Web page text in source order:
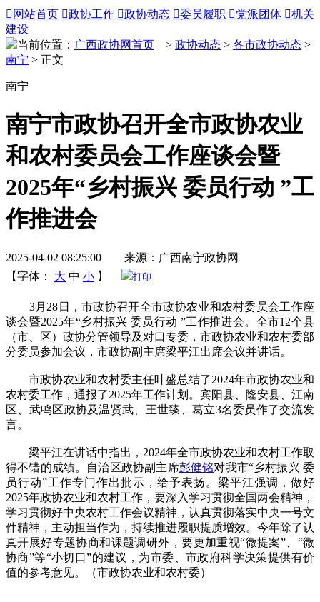
 网站首页 政协工作 政协动态 委员履职 党派团体 机关
建设
当前位置： 广西政协网首页 > 政协动态 > 各市政协动态 >
南宁 > 正文
南宁
南宁市政协召开全市政协农业
和农村委员会工作座谈会暨
2025年“乡村振兴 委员行动 ”工
作推进会
2025-04-02 08:25:00 来源：广西南宁政协网
【字体：
大 中 小 】 打印
3月28日，市政协召开全市政协农业和农村委员会工作座
谈会暨2025年“乡村振兴 委员行动 ”工作推进会。全市12个县
（市、区）政协分管领导及对口专委，市政协农业和农村委部
分委员参加会议，市政协副主席梁平江出席会议并讲话。
市政协农业和农村委主任叶盛总结了2024年市政协农业和
农村委工作，通报了2025年工作计划。宾阳县、隆安县、江南
区、武鸣区政协及温贤武、王世臻、葛立3名委员作了交流发
言。
梁平江在讲话中指出，2024年全市政协农业和农村工作取
得不错的成绩。自治区政协副主席彭健铭对我市“乡村振兴 委
员行动”工作专门作出批示，给予表扬。梁平江强调，做好
2025年政协农业和农村工作，要深入学习贯彻全国两会精神，
学习贯彻好中央农村工作会议精神，认真贯彻落实中央一号文
件精神，主动担当作为，持续推进履职提质增效。今年除了认
真开展好专题协商和课题调研外，要更加重视“微提案”、“微
协商”等“小切口”的建议，为市委、市政府科学决策提供有价
值的参考意见。（市政协农业和农村委）